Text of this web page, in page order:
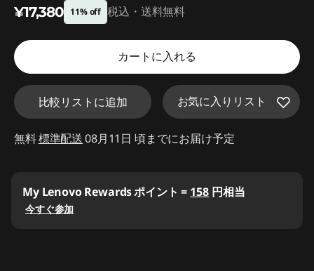
¥17,380 11% off 税込・送料無料
特別割引 :-¥2,200
カートに入れる
比較リストに追加 お気に入りリスト
無料標準配送08月11日 頃までにお届け予定
My Lenovo Rewardsポイント = 158 円相当
今すぐ参加